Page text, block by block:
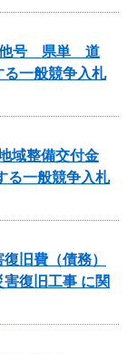
他号 県単 道
る一般競争入札
域整備交付金
る一般競争入札
旧費（債務）
復旧工事 に関